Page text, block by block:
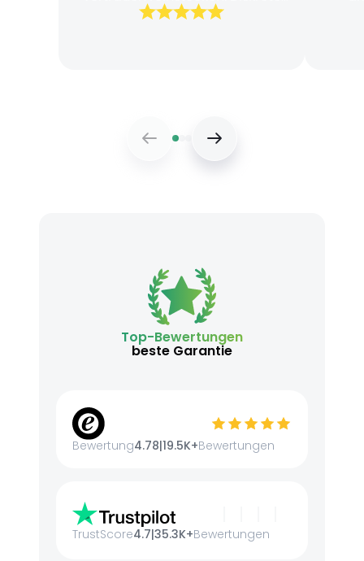
und schnelle Lieferung
Top-Bewertungen
beste Garantie
Bewertung4.78|19.5K+Bewertungen
TrustScore4.7|35.3K+Bewertungen